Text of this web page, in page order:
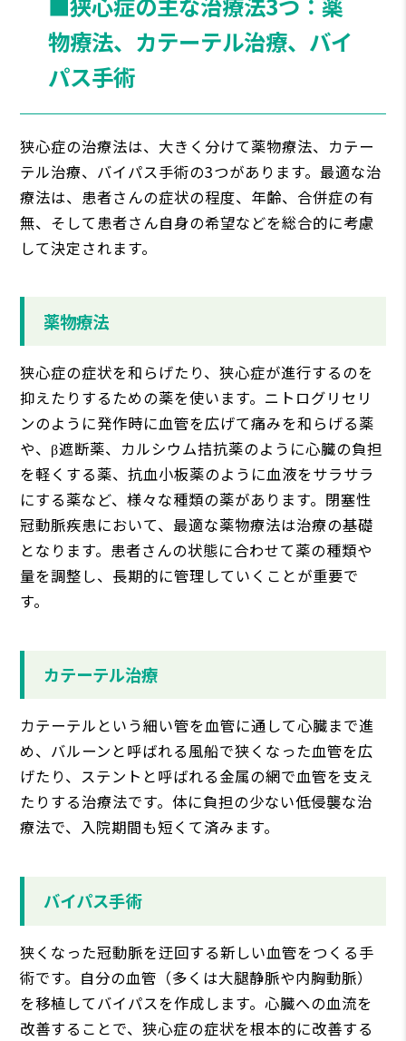
物療法、カテーテル治療、バイ
パス手術
狭心症の治療法は、大きく分けて薬物療法、カテー
テル治療、バイパス手術の3つがあります。最適な治
療法は、患者さんの症状の程度、年齢、合併症の有
無、そして患者さん自身の希望などを総合的に考慮
して決定されます。
薬物療法
狭心症の症状を和らげたり、狭心症が進行するのを
抑えたりするための薬を使います。ニトログリセリ
ンのように発作時に血管を広げて痛みを和らげる薬
や、β遮断薬、カルシウム拮抗薬のように心臓の負担
を軽くする薬、抗血小板薬のように血液をサラサラ
にする薬など、様々な種類の薬があります。閉塞性
冠動脈疾患において、最適な薬物療法は治療の基礎
となります。患者さんの状態に合わせて薬の種類や
量を調整し、長期的に管理していくことが重要で
す。
カテーテル治療
カテーテルという細い管を血管に通して心臓まで進
め、バルーンと呼ばれる風船で狭くなった血管を広
げたり、ステントと呼ばれる金属の網で血管を支え
たりする治療法です。体に負担の少ない低侵襲な治
療法で、入院期間も短くて済みます。
バイパス手術
狭くなった冠動脈を迂回する新しい血管をつくる手
術です。自分の血管（多くは大腿静脈や内胸動脈）
を移植してバイパスを作成します。心臓への血流を
改善することで、狭心症の症状を根本的に改善する